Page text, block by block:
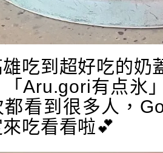
吃到超好吃的奶
Aru.gori有点氷
看到很多人，
吃看看啦💕